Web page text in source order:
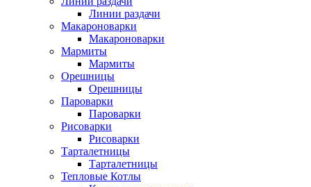
Линии раздачи
Макароноварки
Макароноварки
Мармиты
Мармиты
Орешницы
Орешницы
Пароварки
Пароварки
Рисоварки
Рисоварки
Тарталетницы
Тарталетницы
Тепловые Котлы